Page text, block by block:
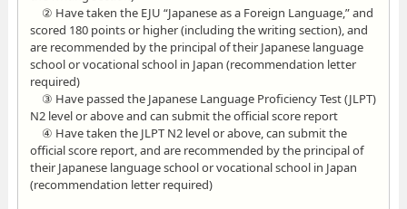
② Have taken the EJU “Japanese as a Foreign Language,” and
scored 180 points or higher (including the writing section), and
are recommended by the principal of their Japanese language
school or vocational school in Japan (recommendation letter
required)
③ Have passed the Japanese Language Proficiency Test (JLPT)
N2 level or above and can submit the official score report
④ Have taken the JLPT N2 level or above, can submit the
official score report, and are recommended by the principal of
their Japanese language school or vocational school in Japan
(recommendation letter required)